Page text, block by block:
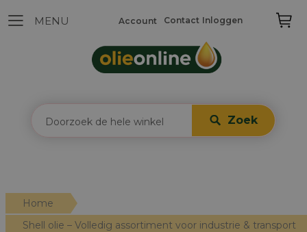
Zoek
Contact Inloggen
Account
Home
Shell olie – Volledig assortiment voor industrie & transport